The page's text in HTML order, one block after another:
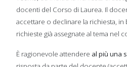
docenti del Corso di Laurea. Il
accettare o declinare la richiesta, in
richieste già assegnate al tema nel
È ragionevole attendere al più una